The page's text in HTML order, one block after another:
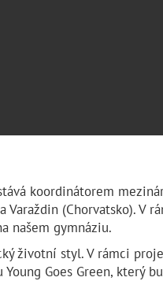
koordinátorem
(Chorvatsko).
našem gymnáziu.
životní styl. V rámci
Goes Green, který